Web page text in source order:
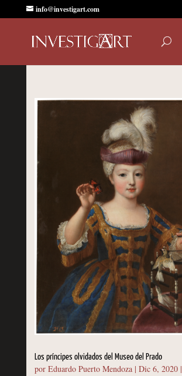
info@investigart.com
Los príncipes olvidados del Museo del Prado
por Eduardo Puerto Mendoza| Dic 6, 2020|